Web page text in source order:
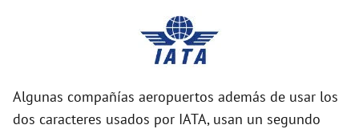
Algunas compañías aeropuertos además de usar los
dos caracteres usados por IATA, usan un segundo